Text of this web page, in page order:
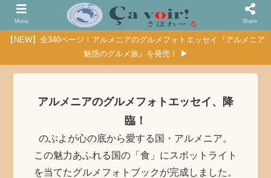
【NEW】全340ページ！アルメニアのグルメフォトエッセイ『アルメニア
魅惑のグルメ旅』を発売！ ▶
アルメニアのグルメフォトエッセイ、降
臨！
のぶよが心の底から愛する国・アルメニア。
この魅力あふれる国の「食」にスポットライト
を当てたグルメフォトブックが完成しました。
Menu Share